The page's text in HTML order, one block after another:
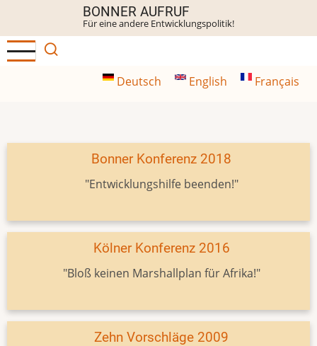
Inhalt
BONNER AUFRUF
Für eine andere Entwicklungspolitik!
Deutsch English Français
Bonner Konferenz 2018
"Entwicklungshilfe beenden!"
Kölner Konferenz 2016
"Bloß keinen Marshallplan für Afrika!"
Zehn Vorschläge 2009